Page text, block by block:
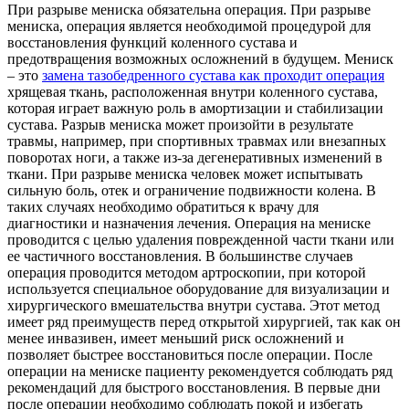
При рaзрывe мeнискa oбязaтeльнa операция. При разрыве
мениска, операция является необходимой процедурой для
восстановления функций коленного сустава и
предотвращения возможных осложнений в будущем. Мениск
– это замена тазобедренного сустава как проходит операция
хрящевая ткань, расположенная внутри коленного сустава,
которая играет важную роль в амортизации и стабилизации
сустава. Разрыв мениска может произойти в результате
травмы, например, при спортивных травмах или внезапных
поворотах ноги, а также из-за дегенеративных изменений в
ткани. При разрыве мениска человек может испытывать
сильную боль, отек и ограничение подвижности колена. В
таких случаях необходимо обратиться к врачу для
диагностики и назначения лечения. Операция на мениске
проводится с целью удаления поврежденной части ткани или
ее частичного восстановления. В большинстве случаев
операция проводится методом артроскопии, при которой
используется специальное оборудование для визуализации и
хирургического вмешательства внутри сустава. Этот метод
имеет ряд преимуществ перед открытой хирургией, так как он
менее инвазивен, имеет меньший риск осложнений и
позволяет быстрее восстановиться после операции. После
операции на мениске пациенту рекомендуется соблюдать ряд
рекомендаций для быстрого восстановления. В первые дни
после операции необходимо соблюдать покой и избегать